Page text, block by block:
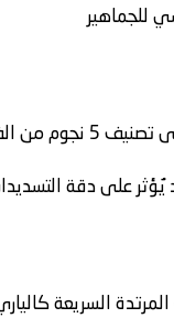
للجماهير
العالية
على دقة
السريعة